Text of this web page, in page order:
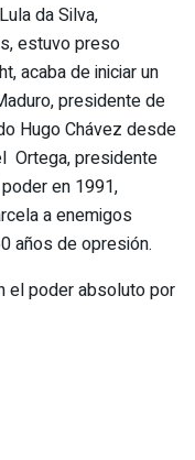
da Silva,
estuvo preso
acaba de iniciar un
presidente de
Hugo Chávez desde
Ortega, presidente
en 1991,
a enemigos
años de opresión.
el poder absoluto por